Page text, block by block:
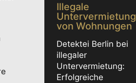
Illegale
Untervermietung
von Wohnungen
Detektei Berlin bei
illegaler
Untervermietung:
Erfolgreiche